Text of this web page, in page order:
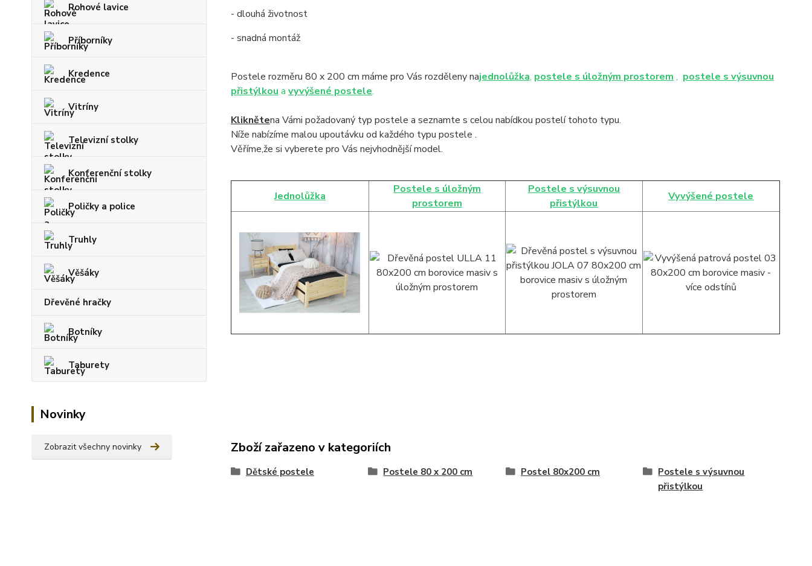
Rohové lavice
Příborníky
Kredence
Vitríny
Televizní stolky
Konferenční stolky
Poličky a police
Truhly
Věšáky
Dřevěné hračky
Botníky
Taburety
Novinky
Zobrazit všechny novinky
- dlouhá životnost
- snadná montáž
Postele rozměru 80 x 200 cm máme pro Vás rozděleny najednolůžka, postele s úložným prostorem , postele s výsuvnou
přistýlkou a vyvýšené postele.
Kliknětena Vámi požadovaný typ postele a seznamte s celou nabídkou postelí tohoto typu.
Níže nabízíme malou upoutávku od každého typu postele .
Věříme,že si vyberete pro Vás nejvhodnější model.
Jednolůžka
Postele s úložným
prostorem
Postele s výsuvnou
přistýlkou
Vyvýšené postele
Zboží zařazeno v kategoriích
Dětské postele Postele 80 x 200 cm Postel 80x200 cm
Postele s výsuvnou
přistýlkou